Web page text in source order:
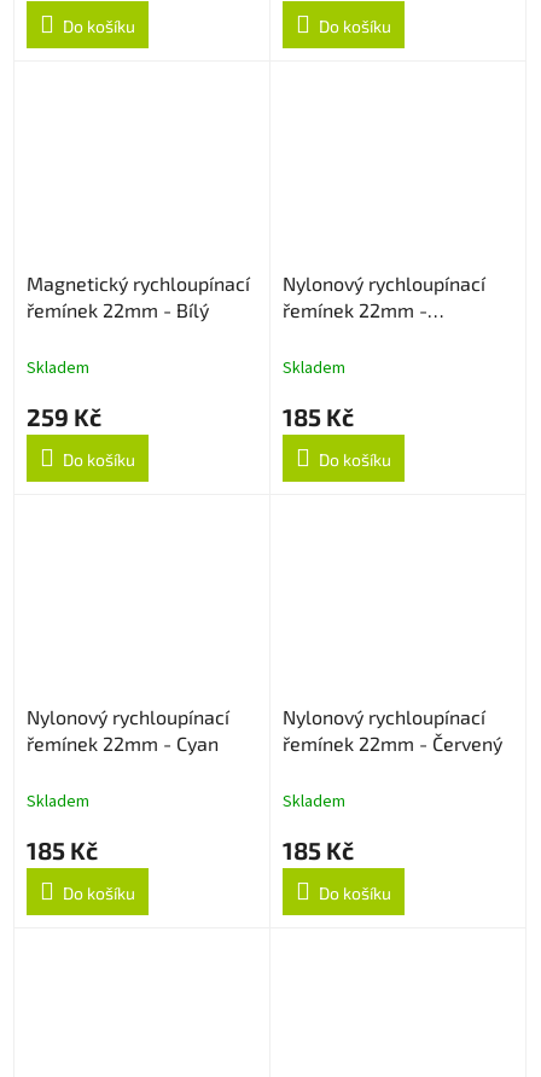
Do košíku Do košíku
Magnetický rychloupínací
řemínek 22mm - Bílý
Skladem
259 Kč
Do košíku
Nylonový rychloupínací
řemínek 22mm -
Skladem
185 Kč
Do košíku
Nylonový rychloupínací
řemínek 22mm - Cyan
Skladem
185 Kč
Do košíku
Nylonový rychloupínací
řemínek 22mm - Červený
Skladem
185 Kč
Do košíku